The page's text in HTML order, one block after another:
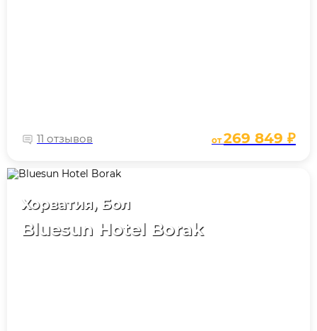
11 отзывов от269 849 ₽
Хорватия, Бол
Bluesun Hotel Borak